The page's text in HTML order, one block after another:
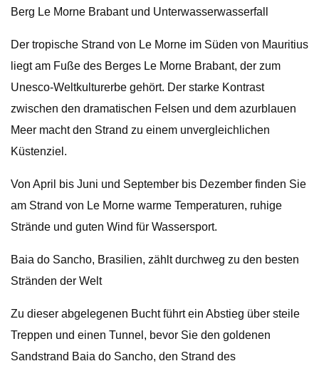
Berg Le Morne Brabant und Unterwasserwasserfall
Der tropische Strand von Le Morne im Süden von Mauritius
liegt am Fuße des Berges Le Morne Brabant, der zum
Unesco-Weltkulturerbe gehört. Der starke Kontrast
zwischen den dramatischen Felsen und dem azurblauen
Meer macht den Strand zu einem unvergleichlichen
Küstenziel.
Von April bis Juni und September bis Dezember finden Sie
am Strand von Le Morne warme Temperaturen, ruhige
Strände und guten Wind für Wassersport.
Baia do Sancho, Brasilien, zählt durchweg zu den besten
Stränden der Welt
Zu dieser abgelegenen Bucht führt ein Abstieg über steile
Treppen und einen Tunnel, bevor Sie den goldenen
Sandstrand Baia do Sancho, den Strand des